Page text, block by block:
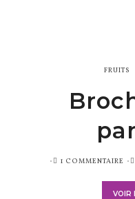
FRUITS
PUBLIÉ1 COMMENTAIRE
VOIR